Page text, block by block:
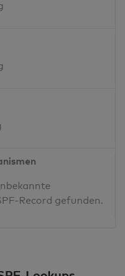
Record gefunden.